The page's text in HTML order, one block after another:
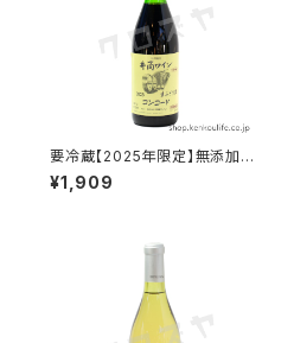
要冷蔵【2025年限定】無添加に
ごり生ワイン 赤 720ml｜酸化
防止剤無添加の無濾過限定醸
¥1,909